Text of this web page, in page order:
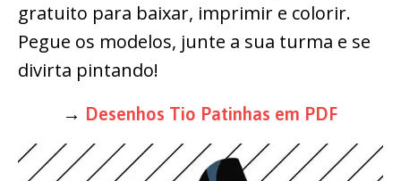
gratuito para baixar, imprimir e colorir.
Pegue os modelos, junte a sua turma e se
divirta pintando!
→ Desenhos Tio Patinhas em PDF